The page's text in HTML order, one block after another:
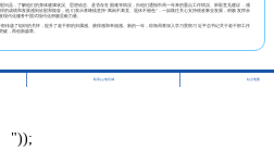
问品，了解他们的身体健康状况、思想动态、是否存在困难等情况，向他们通报市局一年来的重点工作情况、听取意见建议，感
成绩和发展感到欣慰和振奋，他们表示将继续坚持“离岗不离党、退休不褪色”，一如既往关心支持税收事业发展，积极发挥余
代化服务中国式现代化积极贡献力量。
部传递了组织的关怀，提升了老干部的归属感、获得感和幸福感。新的一年，琼海局将深入学习贯彻习近平总书记关于老干部工作
破，再创新篇章。
联系pg电玩城
站点地图
"));